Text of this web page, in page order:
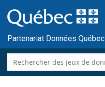
au
contenu
Partenariat Données Québec